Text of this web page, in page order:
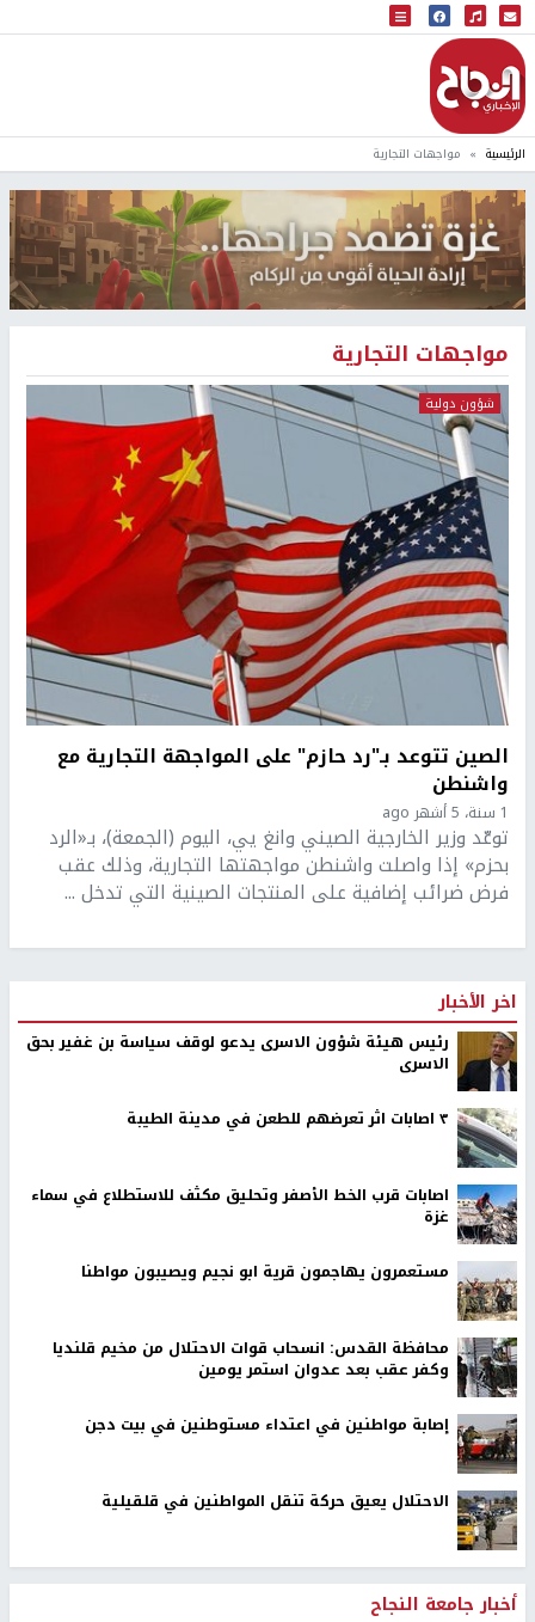
البث المباشر
إذاعة النجاح
الرئيسية مواجهات التجارية
مواجهات التجارية
شؤون دولية
الصين تتوعد بـ"رد حازم" على المواجهة التجارية مع
واشنطن
1 سنة، 5 أشهر ago
توعّد وزير الخارجية الصيني وانغ يي، اليوم (الجمعة)، بـ«الرد
بحزم» إذا واصلت واشنطن مواجهتها التجارية، وذلك عقب
فرض ضرائب إضافية على المنتجات الصينية التي تدخل ...
اخر الأخبار
رئيس هيئة شؤون الاسرى يدعو لوقف سياسة بن غفير بحق
الاسرى
٣ اصابات اثر تعرضهم للطعن في مدينة الطيبة
اصابات قرب الخط الأصفر وتحليق مكثف للاستطلاع في سماء
غزة
مستعمرون يهاجمون قرية ابو نجيم ويصيبون مواطنا
محافظة القدس: انسحاب قوات الاحتلال من مخيم قلنديا
وكفر عقب بعد عدوان استمر يومين
إصابة مواطنين في اعتداء مستوطنين في بيت دجن
الاحتلال يعيق حركة تنقل المواطنين في قلقيلية
أخبار جامعة النجاح